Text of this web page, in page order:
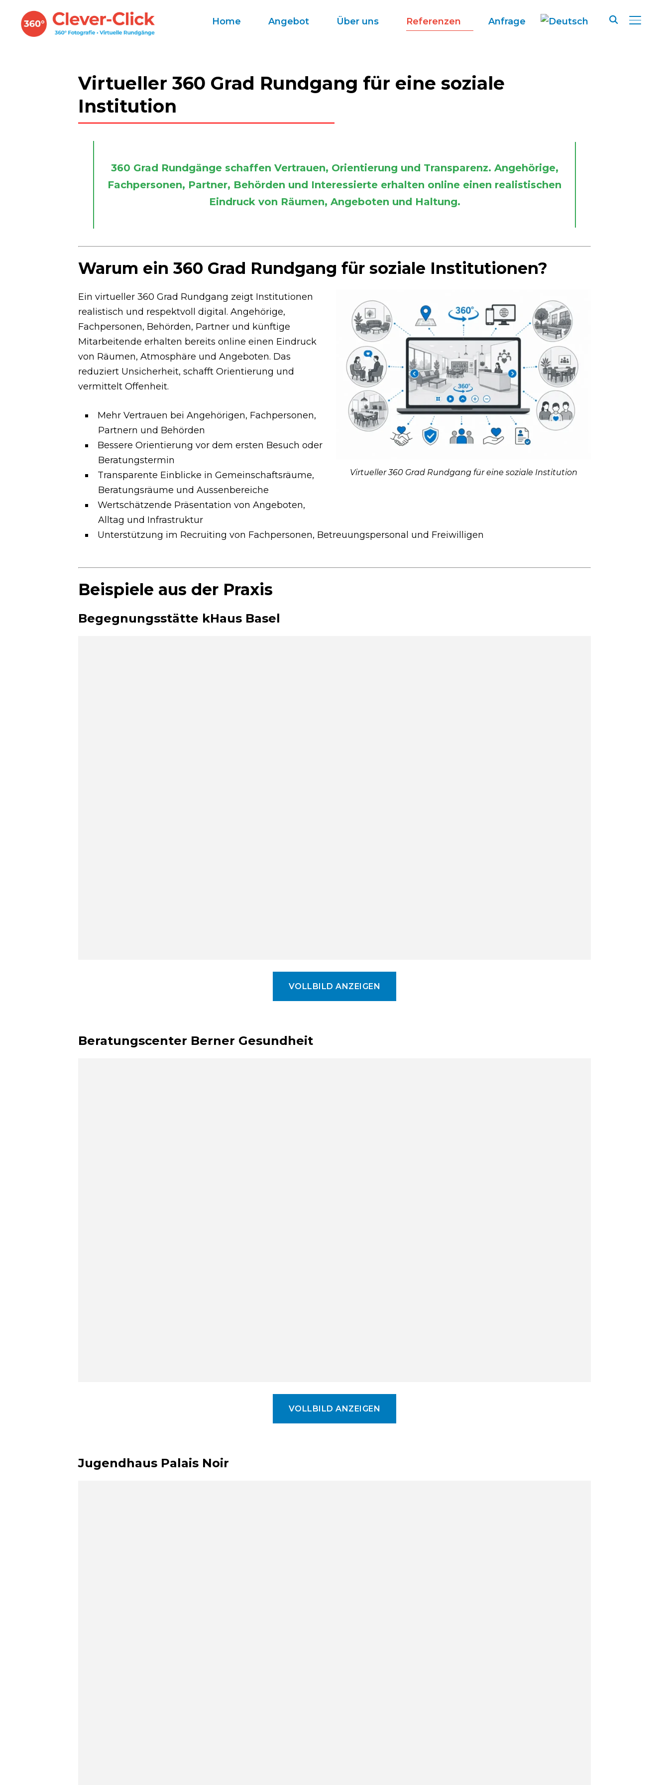
Home Angebot Über uns Referenzen Anfrage
Virtueller 360 Grad Rundgang für eine soziale
Institution
360 Grad Rundgänge schaffen Vertrauen, Orientierung und Transparenz. Angehörige,
Fachpersonen, Partner, Behörden und Interessierte erhalten online einen realistischen
Eindruck von Räumen, Angeboten und Haltung.
Warum ein 360 Grad Rundgang für soziale Institutionen?
Virtueller 360 Grad Rundgang für eine soziale Institution
Ein virtueller 360 Grad Rundgang zeigt Institutionen
realistisch und respektvoll digital. Angehörige,
Fachpersonen, Behörden, Partner und künftige
Mitarbeitende erhalten bereits online einen Eindruck
von Räumen, Atmosphäre und Angeboten. Das
reduziert Unsicherheit, schafft Orientierung und
vermittelt Offenheit.
Mehr Vertrauen bei Angehörigen, Fachpersonen,
Partnern und Behörden
Bessere Orientierung vor dem ersten Besuch oder
Beratungstermin
Transparente Einblicke in Gemeinschaftsräume,
Beratungsräume und Aussenbereiche
Wertschätzende Präsentation von Angeboten,
Alltag und Infrastruktur
Unterstützung im Recruiting von Fachpersonen, Betreuungspersonal und Freiwilligen
Beispiele aus der Praxis
Begegnungsstätte kHaus Basel
VOLLBILD ANZEIGEN
Beratungscenter Berner Gesundheit
VOLLBILD ANZEIGEN
Jugendhaus Palais Noir